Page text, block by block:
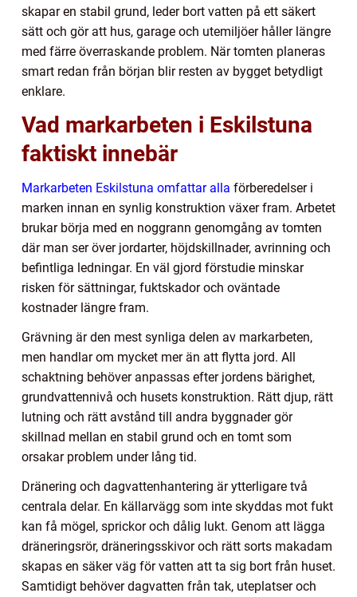
skapar en stabil grund, leder bort vatten på ett säkert
sätt och gör att hus, garage och utemiljöer håller längre
med färre överraskande problem. När tomten planeras
smart redan från början blir resten av bygget betydligt
enklare.
Vad markarbeten i Eskilstuna
faktiskt innebär
Markarbeten Eskilstuna omfattar alla förberedelser i
marken innan en synlig konstruktion växer fram. Arbetet
brukar börja med en noggrann genomgång av tomten
där man ser över jordarter, höjdskillnader, avrinning och
befintliga ledningar. En väl gjord förstudie minskar
risken för sättningar, fuktskador och oväntade
kostnader längre fram.
Grävning är den mest synliga delen av markarbeten,
men handlar om mycket mer än att flytta jord. All
schaktning behöver anpassas efter jordens bärighet,
grundvattennivå och husets konstruktion. Rätt djup, rätt
lutning och rätt avstånd till andra byggnader gör
skillnad mellan en stabil grund och en tomt som
orsakar problem under lång tid.
Dränering och dagvattenhantering är ytterligare två
centrala delar. En källarvägg som inte skyddas mot fukt
kan få mögel, sprickor och dålig lukt. Genom att lägga
dräneringsrör, dräneringsskivor och rätt sorts makadam
skapas en säker väg för vatten att ta sig bort från huset.
Samtidigt behöver dagvatten från tak, uteplatser och